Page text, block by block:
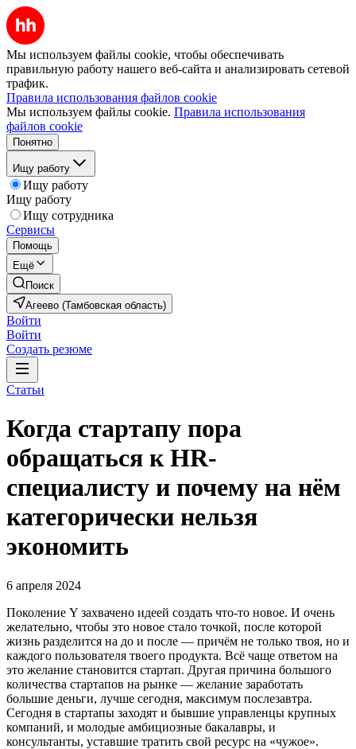
Мы используем файлы cookie, чтобы обеспечивать
правильную работу нашего веб-сайта и анализировать сетевой
трафик.
Правила использования файлов cookie
Мы используем файлы cookie. Правила использования
файлов cookie
Понятно
Ищу работу
Ищу работу
Ищу работу
Ищу сотрудника
Сервисы
Помощь
Ещё
Поиск
Агеево (Тамбовская область)
Войти
Войти
Создать резюме
Статьи
Когда стартапу пора
обращаться к HR-
специалисту и почему на нём
категорически нельзя
экономить
6 апреля 2024
Поколение Y захвачено идеей создать что-то новое. И очень
желательно, чтобы это новое стало точкой, после которой
жизнь разделится на до и после — причём не только твоя, но и
каждого пользователя твоего продукта. Всё чаще ответом на
это желание становится стартап. Другая причина большого
количества стартапов на рынке — желание заработать
большие деньги, лучше сегодня, максимум послезавтра.
Сегодня в стартапы заходят и бывшие управленцы крупных
компаний, и молодые амбициозные бакалавры, и
консультанты, уставшие тратить свой ресурс на «чужое».